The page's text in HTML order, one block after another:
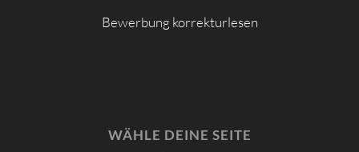
Bewerbung korrekturlesen
WÄHLE DEINE SEITE